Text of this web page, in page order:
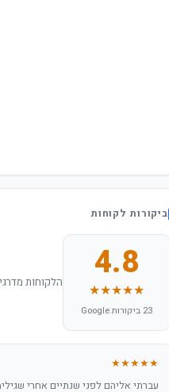
ביקורות לקוחות
4.8
★★★★★
23 ביקורות Google
הלקוחות
★★★★★
עברתי אליהם לפני שנתיים אחרי